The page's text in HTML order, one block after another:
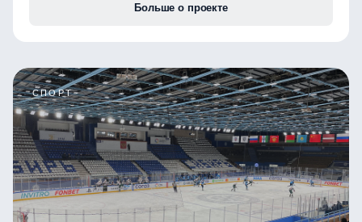
Больше о проекте
СПОРТ